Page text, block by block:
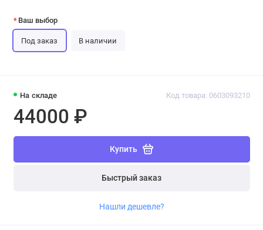
На складе Код товара: 0603093210
44000 ₽
Купить
Быстрый заказ
Нашли дешевле?
Ваш выбор
Под заказ В наличии